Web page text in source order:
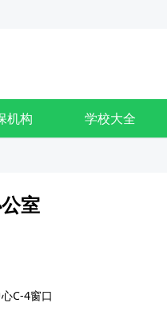
机构 学校大全
室
C-4窗口